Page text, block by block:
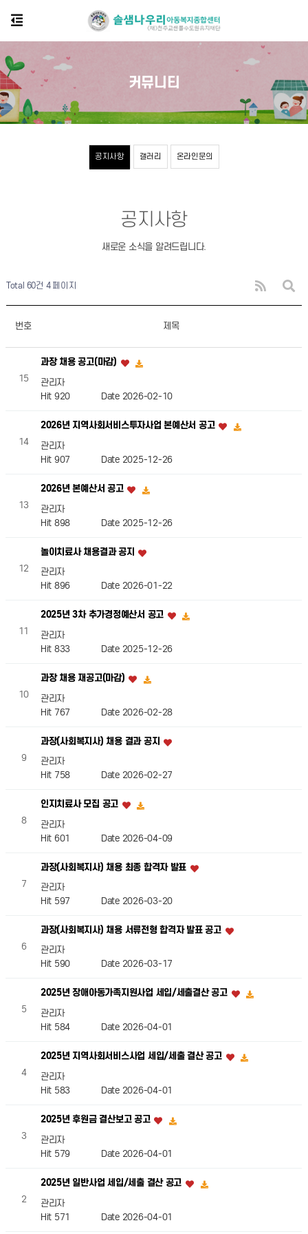
공지사항 갤러리 온라인문의
커뮤니티
공지사항
새로운 소식을 알려드립니다.
Total 60건 4 페이지
번호 제목
15
과장 채용 공고(마감)
관리자
Hit 920 Date 2026-02-10
14
2026년 지역사회서비스투자사업 본예산서 공고
관리자
Hit 907 Date 2025-12-26
13
2026년 본예산서 공고
관리자
Hit 898 Date 2025-12-26
12
놀이치료사 채용결과 공지
관리자
Hit 896 Date 2026-01-22
11
2025년 3차 추가경정예산서 공고
관리자
Hit 833 Date 2025-12-26
10
과장 채용 재공고(마감)
관리자
Hit 767 Date 2026-02-28
9
과장(사회복지사) 채용 결과 공지
관리자
Hit 758 Date 2026-02-27
8
인지치료사 모집 공고
관리자
Hit 601 Date 2026-04-09
7
과장(사회복지사) 채용 최종 합격자 발표
관리자
Hit 597 Date 2026-03-20
6
과장(사회복지사) 채용 서류전형 합격자 발표 공고
관리자
Hit 590 Date 2026-03-17
5
2025년 장애아동가족지원사업 세입/세출결산 공고
관리자
Hit 584 Date 2026-04-01
4
2025년 지역사회서비스사업 세입/세출 결산 공고
관리자
Hit 583 Date 2026-04-01
3
2025년 후원금 결산보고 공고
관리자
Hit 579 Date 2026-04-01
2
2025년 일반사업 세입/세출 결산 공고
관리자
Hit 571 Date 2026-04-01